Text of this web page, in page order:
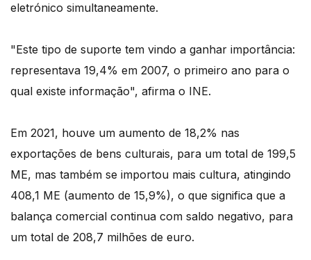
eletrónico simultaneamente.
"Este tipo de suporte tem vindo a ganhar importância:
representava 19,4% em 2007, o primeiro ano para o
qual existe informação", afirma o INE.
Em 2021, houve um aumento de 18,2% nas
exportações de bens culturais, para um total de 199,5
ME, mas também se importou mais cultura, atingindo
408,1 ME (aumento de 15,9%), o que significa que a
balança comercial continua com saldo negativo, para
um total de 208,7 milhões de euro.